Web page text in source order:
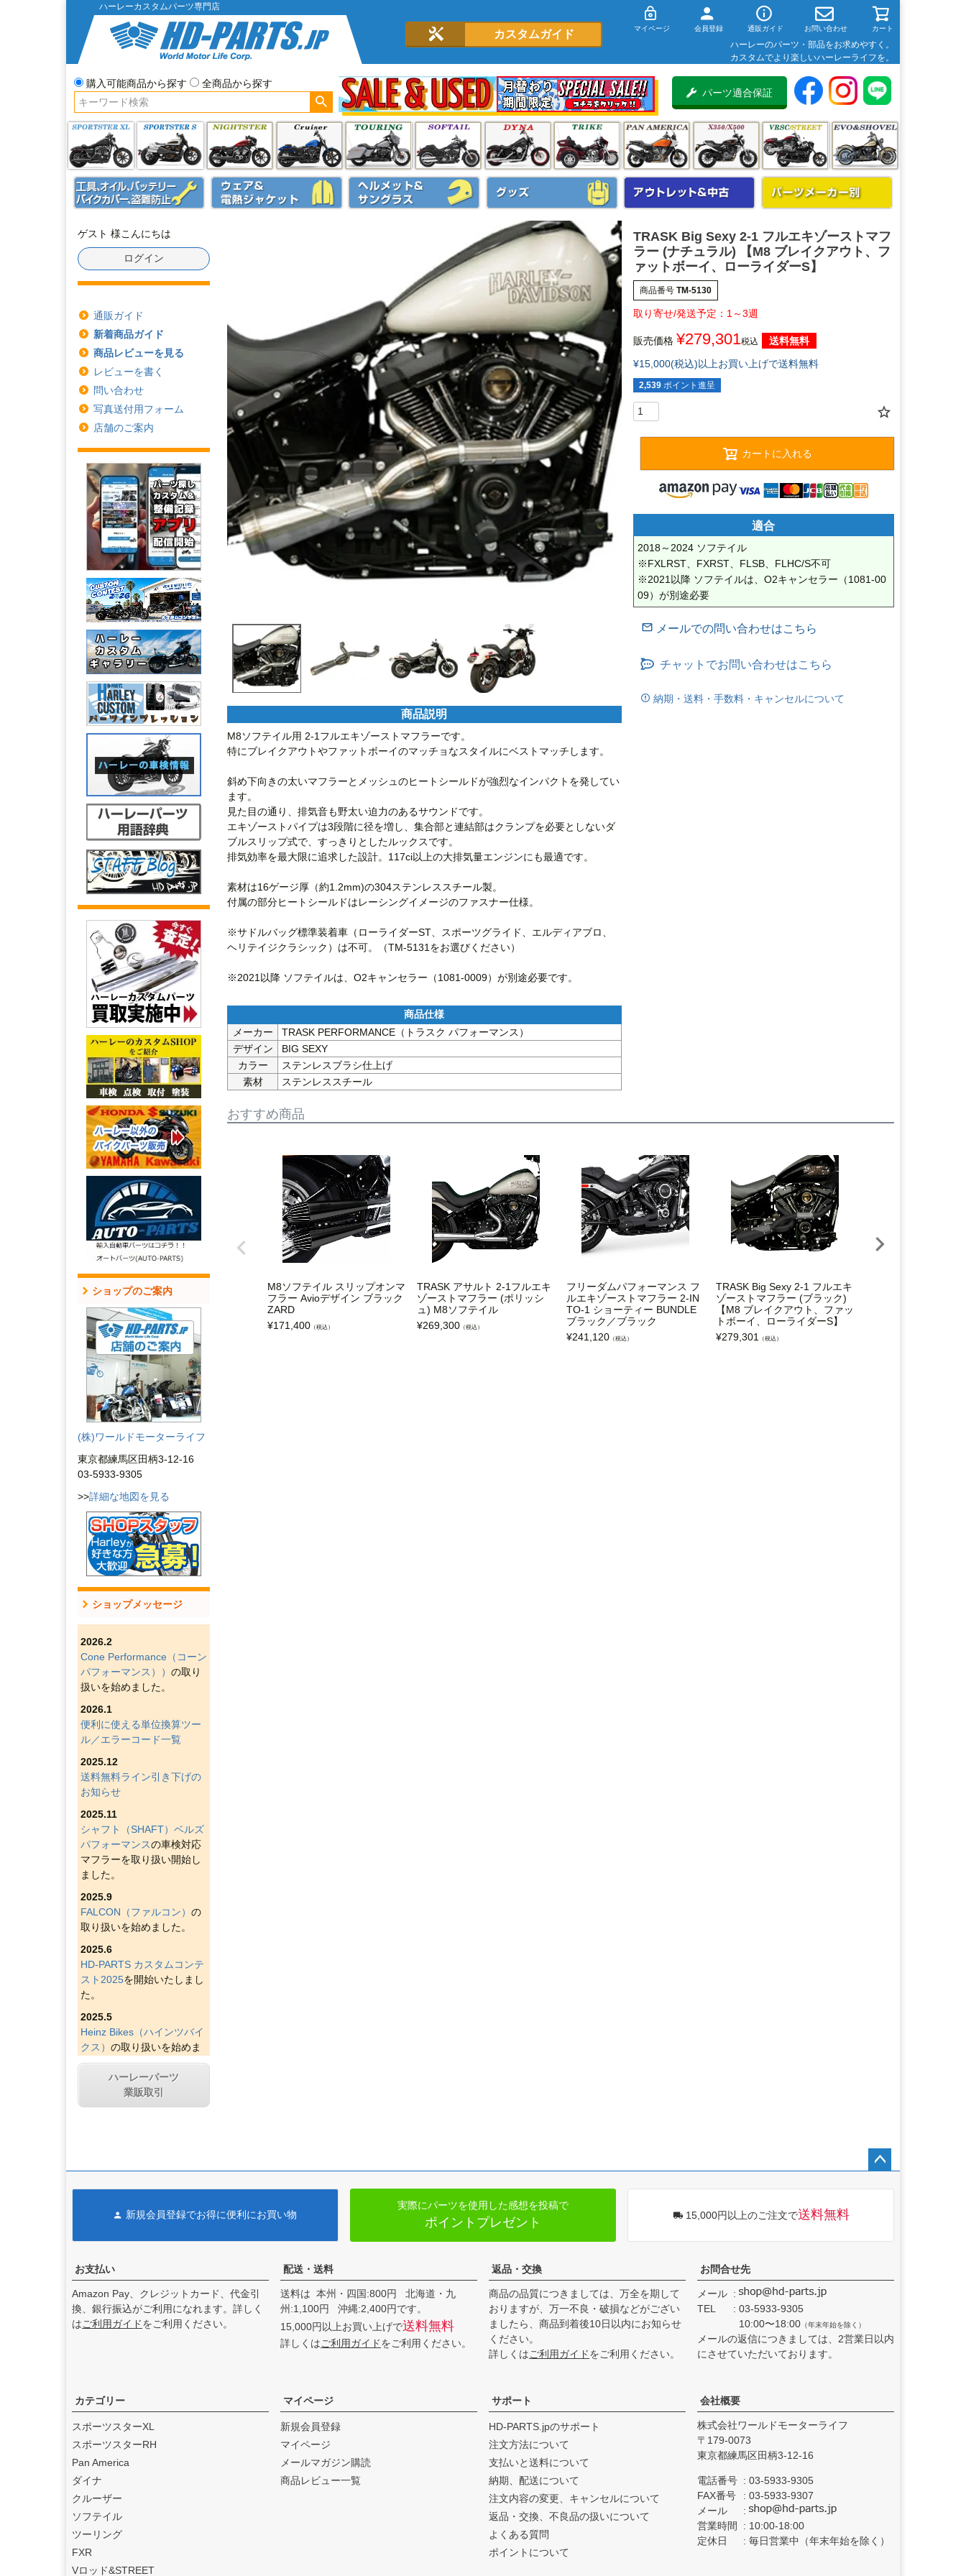
ハーレーカスタムパーツ専門店
カスタムガイド マイページ 会員登録 通販ガイド お問い合わせ カート
ハーレーのパーツ・部品をお求めやすく。
カスタムでより楽しいハーレーライフを。
購入可能商品から探す
全商品から探す
パーツ適合保証
ゲスト 様こんにちは
ログイン
通販ガイド
新着商品ガイド
商品レビューを見る
レビューを書く
問い合わせ
写真送付用フォーム
店舗のご案内
ショップのご案内
(株)ワールドモーターライフ
東京都練馬区田柄3-12-16
03-5933-9305
>>詳細な地図を見る
ショップメッセージ
2026.2
Cone Performance（コーン
パフォーマンス）） の取り
扱いを始めました。
2026.1
便利に使える単位換算ツー
ル／エラーコード一覧
2025.12
送料無料ライン引き下げの
お知らせ
2025.11
シャフト（SHAFT）ベルズ
パフォーマンスの車検対応
マフラーを取り扱い開始し
ました。
2025.9
FALCON（ファルコン） の
取り扱いを始めました。
2025.6
HD-PARTS カスタムコンテ
スト2025を開始いたしまし
た。
2025.5
Heinz Bikes（ハインツバイ
クス） の取り扱いを始めま
した。
2025.4
Figurati Designs（フィグラ
D&D エキゾースト（ディー
た。
feture ヘルメット（フュー
チャーヘルメット）の取り
扱いを始めました。
ました。
2024.12
s（ブローパフォーマンスエ
キゾースト）
始めました。
2024.11
By City（バイ シティ）
本総代理店となりました。
2024.10
Dominator Motorcycles（ド
ハーレーパーツ
業販取引
商品説明
M8ソフテイル用 2-1フルエキゾーストマフラーです。
特にブレイクアウトやファットボーイのマッチョなスタイルにベストマッチします。
斜め下向きの太いマフラーとメッシュのヒートシールドが強烈なインパクトを発してい
ます。
見た目の通り、排気音も野太い迫力のあるサウンドです。
エキゾーストパイプは3段階に径を増し、集合部と連結部はクランプを必要としないダ
ブルスリップ式で、すっきりとしたルックスです。
排気効率を最大限に追求した設計。117ci以上の大排気量エンジンにも最適です。
素材は16ゲージ厚（約1.2mm)の304ステンレススチール製。
付属の部分ヒートシールドはレーシングイメージのファスナー仕様。
※サドルバッグ標準装着車（ローライダーST、スポーツグライド、エルディアブロ、
ヘリテイジクラシック）は不可。（TM-5131をお選びください）
※2021以降 ソフテイルは、O2キャンセラー（1081-0009）が別途必要です。
メーカー
TRASK PERFORMANCE（トラスク パフォーマンス）
デザイン
BIG SEXY
カラー
ステンレスブラシ仕上げ
素材
ステンレススチール
TRASK Big Sexy 2-1 フルエキゾーストマフ
ラー (ナチュラル) 【M8 ブレイクアウト、フ
ァットボーイ、ローライダーS】
商品番号 TM-5130
1～3週
販売価格 ¥279,301税込
送料無料
¥15,000(税込)以上お買い上げで送料無料
2,539 ポイント進呈
カートに入れる
適合
2018～2024 ソフテイル
※FXLRST、FXRST、FLSB、FLHC/S不可
※2021以降 ソフテイルは、O2キャンセラー（1081-00
09）が別途必要
チャットでお問い合わせはこちら
納期・送料・手数料・キャンセルについて
おすすめ商品
M8ソフテイル スリップオンマ
フラー Avioデザイン ブラック
ZARD
¥171,400 （税込）
TRASK アサルト 2-1フルエキ
ゾーストマフラー (ポリッシ
ュ) M8ソフテイル
¥269,300 （税込）
フリーダムパフォーマンス フ
ルエキゾーストマフラー 2-IN
TO-1 ショーティー BUNDLE
ブラック／ブラック
¥241,120 （税込）
TRASK Big Sexy 2-1 フルエキ
ゾーストマフラー (ブラック)
【M8 ブレイクアウト、ファッ
トボーイ、ローライダーS】
¥279,301 （税込）
新規会員登録でお得に便利にお買い物
実際にパーツを使用した感想を投稿で
ポイントプレゼント 15,000円以上のご注文で送料無料
お支払い
Amazon Pay、クレジットカード、代金引
換、銀行振込がご利用になれます。詳しく
はご利用ガイドをご利用ください。
配送・送料
送料は 本州・四国:800円 北海道・九
州:1,100円 沖縄:2,400円です。
15,000円以上お買い上げで送料無料
詳しくはご利用ガイドをご利用ください。
返品・交換
商品の品質につきましては、万全を期して
おりますが、万一不良・破損などがござい
ましたら、商品到着後10日以内にお知らせ
ください。
詳しくはご利用ガイドをご利用ください。
お問合せ先
メール
TEL
03-5933-9305
10:00〜18:00 （年末年始を除く）
メールの返信につきましては、2営業日以内
にさせていただいております。
カテゴリー
スポーツスターXL
スポーツスターRH
Pan America
ダイナ
クルーザー
ソフテイル
ツーリング
FXR
Vロッド&STREET
マイページ
新規会員登録
マイページ
メールマガジン購読
商品レビュー一覧
サポート
HD-PARTS.jpのサポート
注文方法について
支払いと送料について
納期、配送について
注文内容の変更、キャンセルについて
返品・交換、不良品の扱いについて
よくある質問
ポイントについて
会社概要
株式会社ワールドモーターライフ
179-0073
東京都練馬区田柄3-12-16
電話番号
03-5933-9305
FAX番号
03-5933-9307
メール
営業時間
10:00-18:00
定休日
毎日営業中（年末年始を除く）